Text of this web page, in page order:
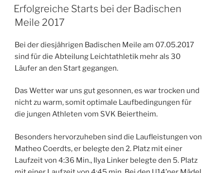
Langen
Laufnacht
durch
die
Leichtathleten“
AM
Erfolgreiche Starts bei der Badischen
Meile 2017
Bei der diesjährigen Badischen Meile am 07.05.2017
sind für die Abteilung Leichtathletik mehr als 30
Läufer an den Start gegangen.
Das Wetter war uns gut gesonnen, es war trocken und
nicht zu warm, somit optimale Laufbedingungen für
die jungen Athleten vom SVK Beiertheim.
Besonders hervorzuheben sind die Laufleistungen von
Matheo Coerdts, er belegte den 2. Platz mit einer
Laufzeit von 4:36 Min., Ilya Linker belegte den 5. Platz